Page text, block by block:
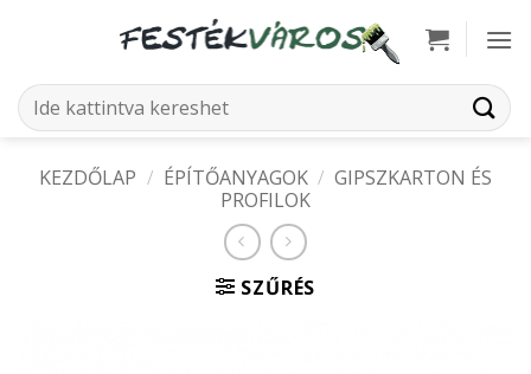
Keresés
a
KEZDŐLAP / ÉPÍTŐANYAGOK / GIPSZKARTON ÉS
PROFILOK
SZŰRÉS